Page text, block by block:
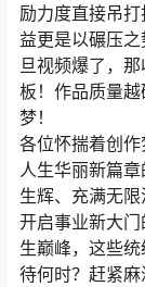
励力度直接吊
益更是以碾压
旦视频爆了，
板！作品质量
梦！
各位怀揣着创
人生华丽新篇
生辉、充满无
开启事业新大
生巅峰，这些
待何时？赶紧麻